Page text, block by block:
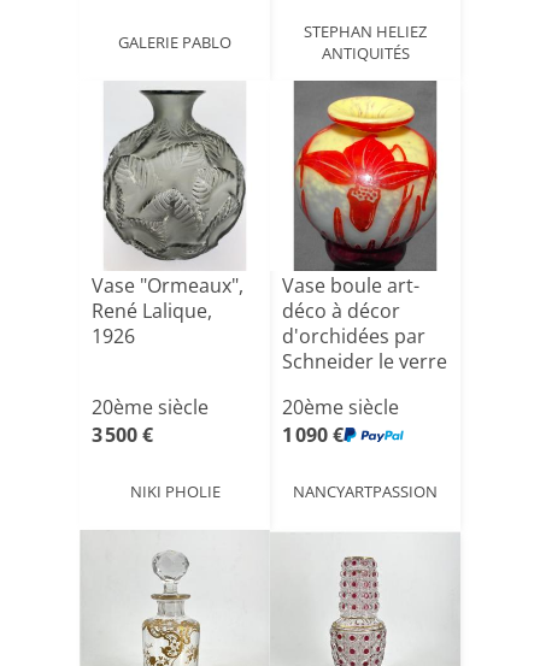
GALERIE PABLO
STEPHAN HELIEZ
ANTIQUITÉS
Vase "Ormeaux",
René Lalique,
1926
20ème siècle
3 500 €
NIKI PHOLIE
Vase boule art-
déco à décor
d'orchidées par
Schneider le verre
20ème siècle
1 090 €
NANCYARTPASSION